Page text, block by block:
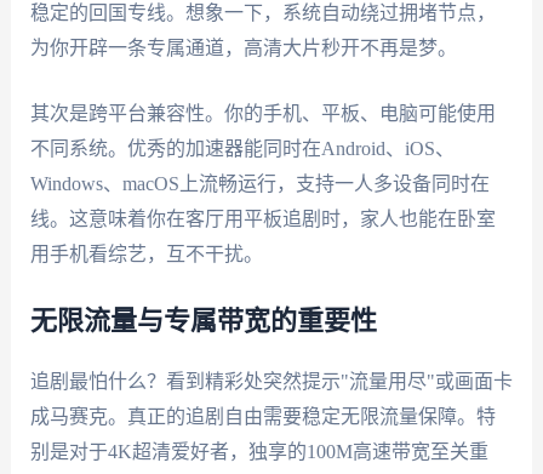
稳定的回国专线。想象一下，系统自动绕过拥堵节点，
为你开辟一条专属通道，高清大片秒开不再是梦。
其次是跨平台兼容性。你的手机、平板、电脑可能使用
不同系统。优秀的加速器能同时在Android、iOS、
Windows、macOS上流畅运行，支持一人多设备同时在
线。这意味着你在客厅用平板追剧时，家人也能在卧室
用手机看综艺，互不干扰。
无限流量与专属带宽的重要性
追剧最怕什么？看到精彩处突然提示"流量用尽"或画面卡
成马赛克。真正的追剧自由需要稳定无限流量保障。特
别是对于4K超清爱好者，独享的100M高速带宽至关重